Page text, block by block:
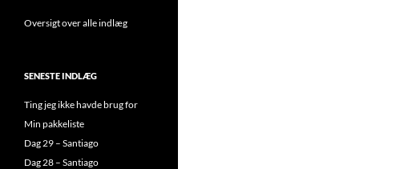
Oversigt over alle indlæg
SENESTE INDLÆG
Ting jeg ikke havde brug for
Min pakkeliste
Dag 29 – Santiago
Dag 28 – Santiago